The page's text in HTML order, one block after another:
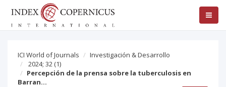
ICI World of Journals
Investigación & Desarrollo
2024; 32 (1)
Percepción de la prensa sobre la tuberculosis en
Barran…